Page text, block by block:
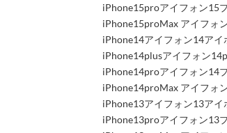
iPhone15proアイフォン15
iPhone15proMax アイフォ
iPhone14アイフォン14アイ
iPhone14plusアイフォン
iPhone14proアイフォン14
iPhone14proMax アイフォ
iPhone13アイフォン13アイ
iPhone13proアイフォン13